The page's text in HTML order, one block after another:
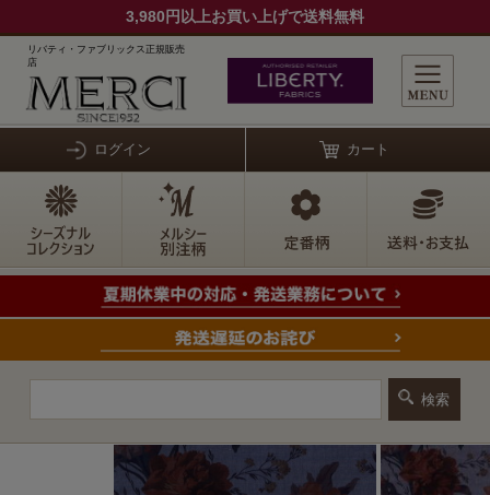
3,980円以上お買い上げで送料無料
リバティ・ファブリックス正規販売
店
ログイン カート